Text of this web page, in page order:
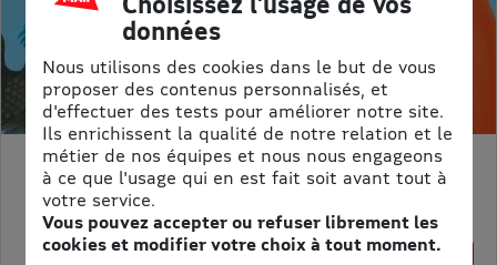
18% de remise
MON PETIT SCIENCE ET VIE AVEC NANO
Prix kiosque :71,40 €
Meilleur prix :
58,65 €
données
Nous utilisons des cookies dans le but de vous
proposer des contenus personnalisés, et
d'effectuer des tests pour améliorer notre site.
Ils enrichissent la qualité de notre relation et le
métier de nos équipes et nous nous engageons
à ce que l'usage qui en est fait soit avant tout à
votre service.
Vous pouvez accepter ou refuser librement les
cookies et modifier votre choix à tout moment.